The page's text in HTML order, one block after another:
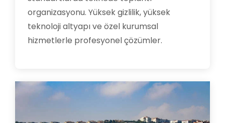
organizasyonu. Yüksek gizlilik, yüksek
teknoloji altyapı ve özel kurumsal
hizmetlerle profesyonel çözümler.